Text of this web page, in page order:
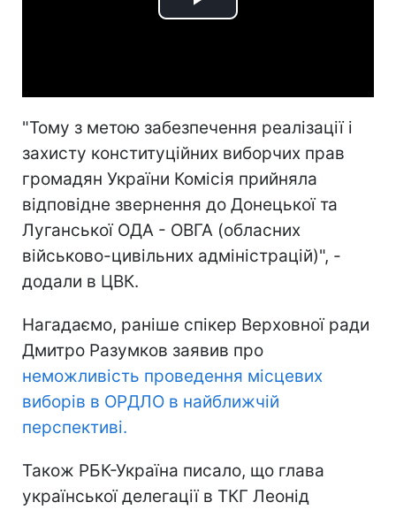
Play
"Тому з метою забезпечення реалізації і
захисту конституційних виборчих прав
громадян України Комісія прийняла
відповідне звернення до Донецької та
Луганської ОДА - ОВГА (обласних
військово-цивільних адміністрацій)", -
додали в ЦВК.
Нагадаємо, раніше спікер Верховної ради
Дмитро Разумков заявив про
неможливість проведення місцевих
виборів в ОРДЛО в найближчій
перспективі.
Також РБК-Україна писало, що глава
української делегації в ТКГ Леонід